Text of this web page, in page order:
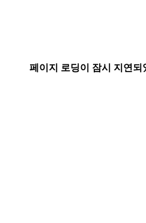
페이지 로딩이 잠시 지연